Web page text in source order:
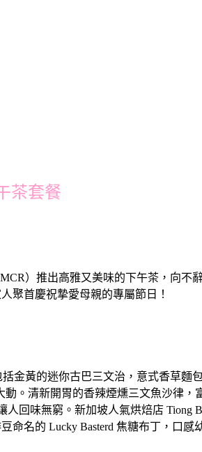
茶套餐
）推出高雅又美味的下午茶，向不
聚首慶祝摯愛母親的專屬節日！
金黃的迷你古巴三文治，意式香草麵
動。清新開胃的香辣煙燻三文魚沙律，
人回味無窮。新加坡人氣烘焙店 Tiong
命名的 Lucky Basterd 焦糖布丁，口